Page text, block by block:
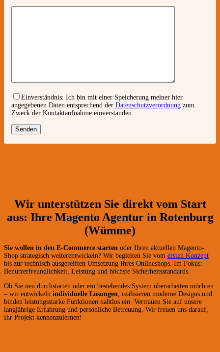
Einverständnis: Ich bin mit einer Speicherung meiner hier
angegebenen Daten entsprechend der Datenschutzverordnung zum
Zweck der Kontaktaufnahme einverstanden.
Wir unterstützen Sie direkt vom Start
aus: Ihre Magento Agentur in Rotenburg
(Wümme)
Sie wollen in den E-Commerce starten oder Ihren aktuellen Magento-
Shop strategisch weiterentwickeln? Wir begleiten Sie vom ersten Konzept
bis zur technisch ausgereiften Umsetzung Ihres Onlineshops. Im Fokus:
Benutzerfreundlichkeit, Leistung und höchste Sicherheitsstandards.
Ob Sie neu durchstarten oder ein bestehendes System überarbeiten möchten
– wir entwickeln individuelle Lösungen , realisieren moderne Designs und
binden leistungsstarke Funktionen nahtlos ein. Vertrauen Sie auf unsere
langjährige Erfahrung und persönliche Betreuung. Wir freuen uns darauf,
Ihr Projekt kennenzulernen!